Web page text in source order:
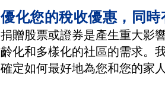
優化您的稅收優惠，同時
捐贈股票或證券是產生重大影
齡化和多樣化的社區的需求。
確定如何最好地為您和您的家